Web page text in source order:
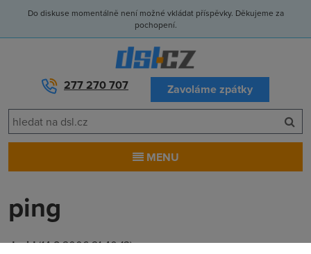
Do diskuse momentálně není možné vkládat příspěvky. Děkujeme za
pochopení.
277 270 707 Zavoláme zpátky
MENU
ping
david(14.8.2006 21:40:13)